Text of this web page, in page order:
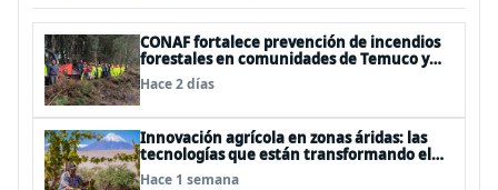
CONAF fortalece prevención de incendios
forestales en comunidades de Temuco y
Galvarino
Hace 2 días
Innovación agrícola en zonas áridas: las
tecnologías que están transformando el
desierto de Atacama
Hace 1 semana